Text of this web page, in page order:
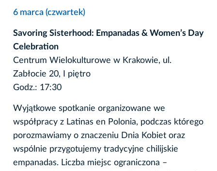
6 marca (czwartek)
Savoring Sisterhood: Empanadas & Women’s Day
Celebration
Centrum Wielokulturowe w Krakowie, ul.
Zabłocie 20, I piętro
Godz.: 17:30
Wyjątkowe spotkanie organizowane we
współpracy z Latinas en Polonia, podczas którego
porozmawiamy o znaczeniu Dnia Kobiet oraz
wspólnie przygotujemy tradycyjne chilijskie
empanadas. Liczba miejsc ograniczona –